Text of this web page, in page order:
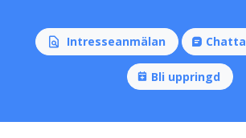
Intresseanmälan Chatta
Bli uppringd